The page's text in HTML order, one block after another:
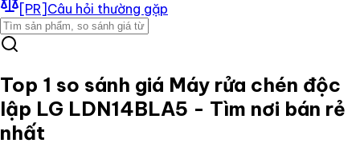
[PR] Câu hỏi thường gặp
Top 1 so sánh giá Máy rửa chén độc
lập LG LDN14BLA5 - Tìm nơi bán rẻ
nhất